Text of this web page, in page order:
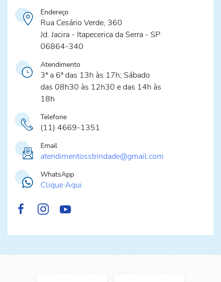
Endereço
Rua Cesário Verde, 360
Jd. Jacira - Itapecerica da Serra - SP
06864-340
Atendimento
3ª a 6ª das 13h às 17h; Sábado
das 08h30 às 12h30 e das 14h às
18h
Telefone
(11) 4669-1351
Email
atendimentosstrindade@gmail.com
WhatsApp
Clique Aqui